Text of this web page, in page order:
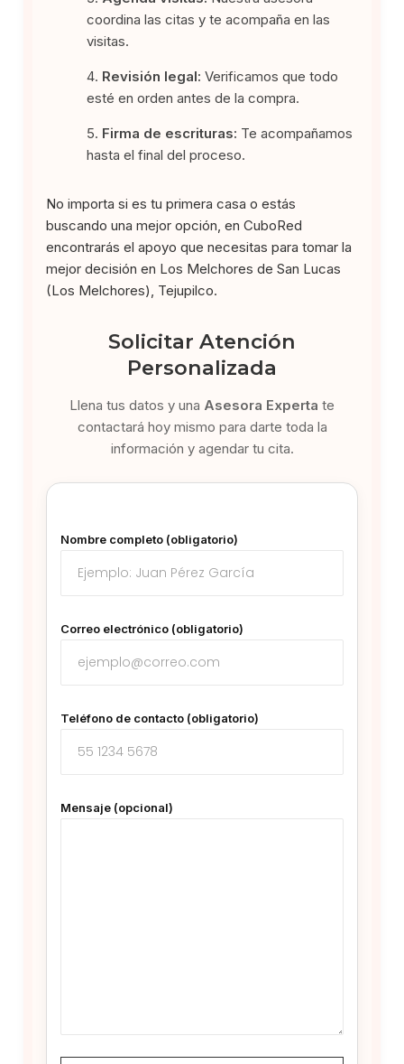
coordina las citas y te acompaña en las
visitas.
Revisión legal: Verificamos que todo
esté en orden antes de la compra.
Firma de escrituras: Te acompañamos
hasta el final del proceso.
No importa si es tu primera casa o estás
buscando una mejor opción, en CuboRed
encontrarás el apoyo que necesitas para tomar la
mejor decisión en Los Melchores de San Lucas
(Los Melchores), Tejupilco.
Solicitar Atención
Personalizada
Llena tus datos y una Asesora Experta te
contactará hoy mismo para darte toda la
información y agendar tu cita.
Nombre completo (obligatorio)
Correo electrónico (obligatorio)
Teléfono de contacto (obligatorio)
Mensaje (opcional)